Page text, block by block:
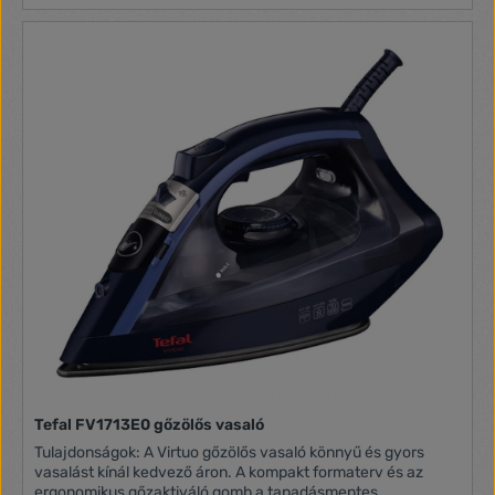
vasaló talp furataiban Drip-Stop funkció: cseppenés-gátló,
helyzetben is Turbógőz Fokozatmentes gőzszabályozás
Locsoló gomb Termosztát Működésjelző lámpa, mutatja a
fűtés bekapcsolását Forgó kábelcsatlakozás, a vezeték nem
tekeredik össze A töltőpohár tartozék Folyamatos
gőzképzés: 25 g/perc Turbógőz: 120 g/perc Hálózati
vezeték hossza: 3 m Méret (hosszúság × szélesség ×
magasság): 300 × 125 × 135 mm Tömege: 1.1 kg
Tefal FV1713E0 gőzölős vasaló
Tulajdonságok: A Virtuo gőzölős vasaló könnyű és gyors
vasalást kínál kedvező áron. A kompakt formaterv és az